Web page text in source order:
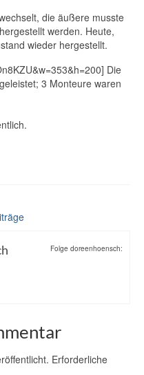
die äußere musste
werden. Heute,
wieder hergestellt.
Die
3 Monteure waren
Folge doreenhoensch:
Erforderliche